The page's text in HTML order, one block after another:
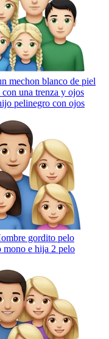
mechon blanco de piel
una trenza y ojos
pelinegro con ojos
gordito pelo
mono e hija 2 pelo